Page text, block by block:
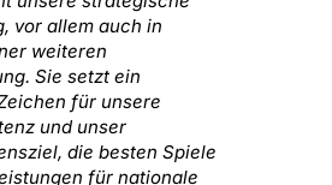
vor allem auch in
weiteren
Sie setzt ein
für unsere
und unser
die besten Spiele
für nationale